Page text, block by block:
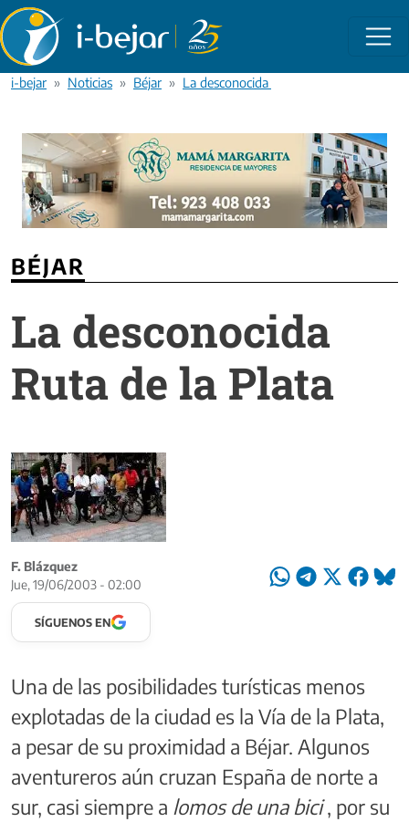
Pasar al contenido principal
i-bejar Noticias Béjar La desconocida Ruta de la Plata
BÉJAR
La desconocida
Ruta de la Plata
F. Blázquez
Jue, 19/06/2003 - 02:00
SÍGUENOS EN
Una de las posibilidades turísticas menos
explotadas de la ciudad es la Vía de la Plata,
a pesar de su proximidad a Béjar. Algunos
aventureros aún cruzan España de norte a
sur, casi siempre a lomos de una bici, por su